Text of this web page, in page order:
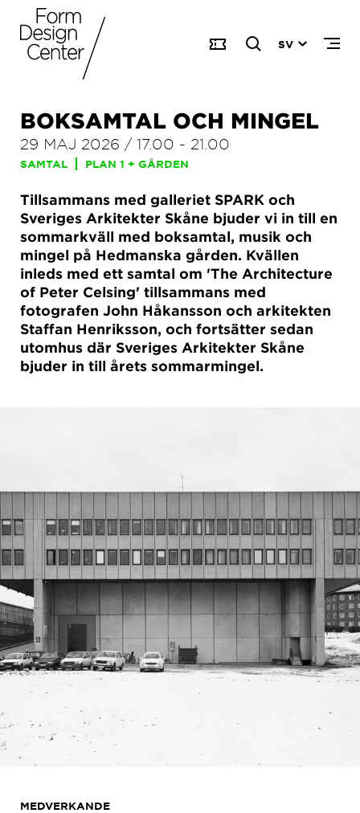
SV
BOKSAMTAL OCH MINGEL
29 MAJ 2026 / 17.00 - 21.00
SAMTAL PLAN 1 + GÅRDEN
Tillsammans med galleriet SPARK och
Sveriges Arkitekter Skåne bjuder vi in till en
sommarkväll med boksamtal, musik och
mingel på Hedmanska gården. Kvällen
inleds med ett samtal om 'The Architecture
of Peter Celsing' tillsammans med
fotografen John Håkansson och arkitekten
Staffan Henriksson, och fortsätter sedan
utomhus där Sveriges Arkitekter Skåne
bjuder in till årets sommarmingel.
MEDVERKANDE